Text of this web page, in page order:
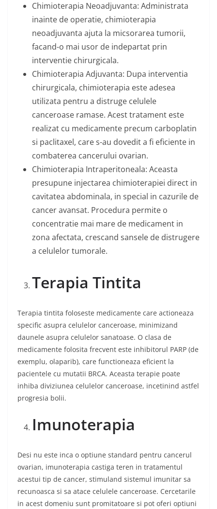
Chimioterapia Neoadjuvanta: Administrata
inainte de operatie, chimioterapia
neoadjuvanta ajuta la micsorarea tumorii,
facand-o mai usor de indepartat prin
interventie chirurgicala.
Chimioterapia Adjuvanta: Dupa interventia
chirurgicala, chimioterapia este adesea
utilizata pentru a distruge celulele
canceroase ramase. Acest tratament este
realizat cu medicamente precum carboplatin
si paclitaxel, care s-au dovedit a fi eficiente in
combaterea cancerului ovarian.
Chimioterapia Intraperitoneala: Aceasta
presupune injectarea chimioterapiei direct in
cavitatea abdominala, in special in cazurile de
cancer avansat. Procedura permite o
concentratie mai mare de medicament in
zona afectata, crescand sansele de distrugere
a celulelor tumorale.
Terapia Tintita
Terapia tintita foloseste medicamente care actioneaza
specific asupra celulelor canceroase, minimizand
daunele asupra celulelor sanatoase. O clasa de
medicamente folosita frecvent este inhibitorul PARP (de
exemplu, olaparib), care functioneaza eficient la
pacientele cu mutatii BRCA. Aceasta terapie poate
inhiba diviziunea celulelor canceroase, incetinind astfel
progresia bolii.
Imunoterapia
Desi nu este inca o optiune standard pentru cancerul
ovarian, imunoterapia castiga teren in tratamentul
acestui tip de cancer, stimuland sistemul imunitar sa
recunoasca si sa atace celulele canceroase. Cercetarile
in acest domeniu sunt promitatoare si pot oferi optiuni